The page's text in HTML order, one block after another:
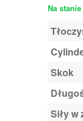
Na stanie
Skok
Siły w